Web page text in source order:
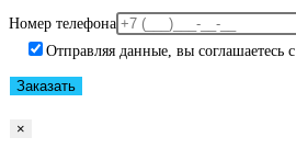
Номер телефона
Отправляя данные, вы соглашаетесь с
×